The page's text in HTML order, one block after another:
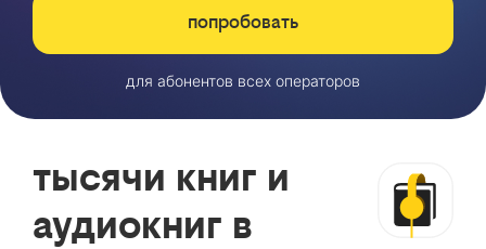
попробовать
для абонентов всех операторов
тысячи книг и
аудиокниг в